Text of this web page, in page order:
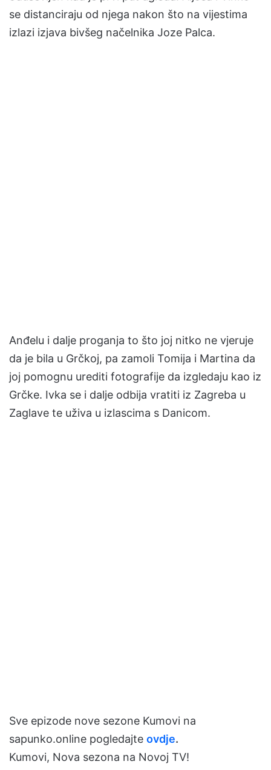
se distanciraju od njega nakon što na vijestima
izlazi izjava bivšeg načelnika Joze Palca.
Anđelu i dalje proganja to što joj nitko ne vjeruje
da je bila u Grčkoj, pa zamoli Tomija i Martina da
joj pomognu urediti fotografije da izgledaju kao iz
Grčke. Ivka se i dalje odbija vratiti iz Zagreba u
Zaglave te uživa u izlascima s Danicom.
Sve epizode nove sezone Kumovi na
sapunko.online pogledajte ovdje.
Kumovi, Nova sezona na Novoj TV!